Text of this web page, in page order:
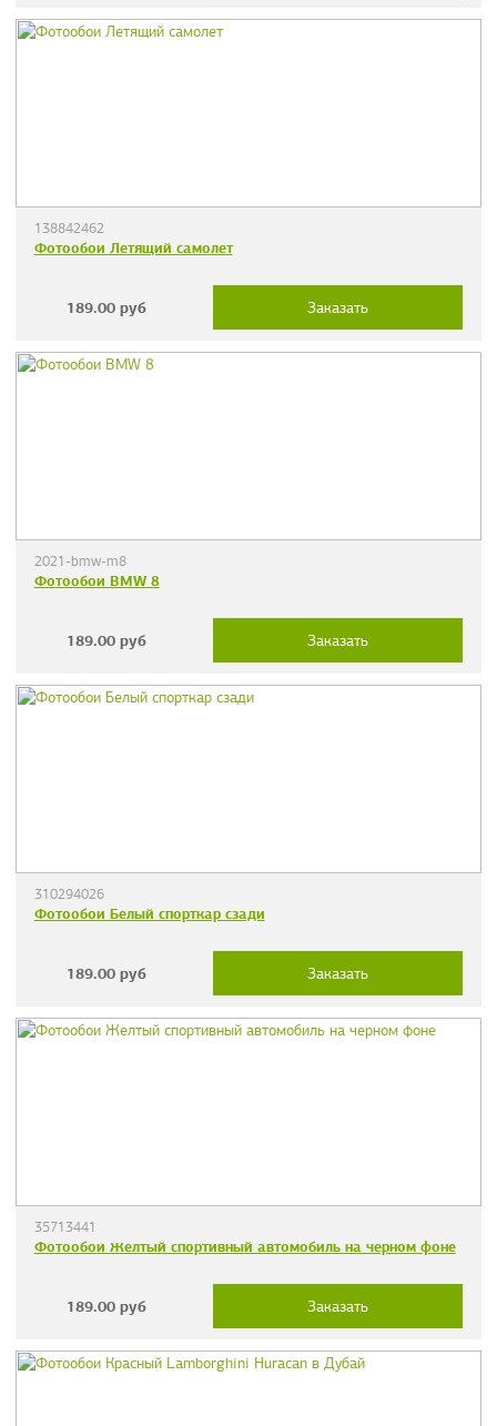
138842462
Фотообои Летящий самолет
189.00 руб Заказать
2021-bmw-m8
Фотообои BMW 8
189.00 руб Заказать
310294026
Фотообои Белый спорткар сзади
189.00 руб Заказать
35713441
Фотообои Желтый спортивный автомобиль на черном фоне
189.00 руб Заказать